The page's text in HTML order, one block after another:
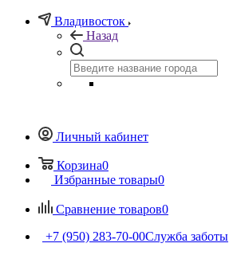
Владивосток
Назад
Личный кабинет
Корзина0
Избранные товары0
Сравнение товаров0
+7 (950) 283-70-00Служба заботы